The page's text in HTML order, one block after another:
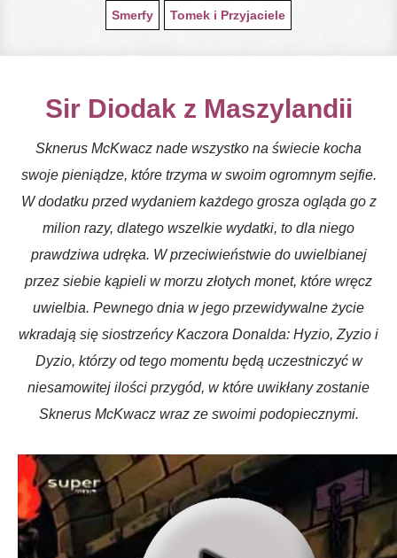
Smerfy Tomek i Przyjaciele
Sir Diodak z Maszylandii
Sknerus McKwacz nade wszystko na świecie kocha
swoje pieniądze, które trzyma w swoim ogromnym sejfie.
W dodatku przed wydaniem każdego grosza ogląda go z
milion razy, dlatego wszelkie wydatki, to dla niego
prawdziwa udręka. W przeciwieństwie do uwielbianej
przez siebie kąpieli w morzu złotych monet, które wręcz
uwielbia. Pewnego dnia w jego przewidywalne życie
wkradają się siostrzeńcy Kaczora Donalda: Hyzio, Zyzio i
Dyzio, którzy od tego momentu będą uczestniczyć w
niesamowitej ilości przygód, w które uwikłany zostanie
Sknerus McKwacz wraz ze swoimi podopiecznymi.